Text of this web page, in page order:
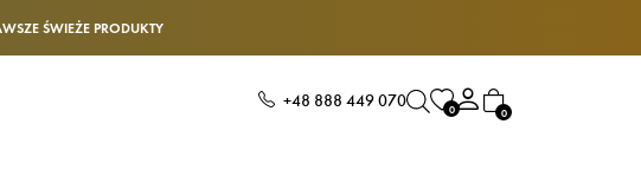
ŚWIEŻE PRODUKTY
+48 888 449 070 0 0